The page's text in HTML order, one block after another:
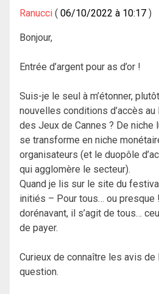
Ranucci 06/10/2022 à 10:17
Bonjour,
Entrée d’argent pour as d’or !
Suis-je le seul à m’étonner,
nouvelles conditions d’accès
des Jeux de Cannes ? De niche
se transforme en niche
organisateurs (et le duopôle
qui agglomère le secteur).
Quand je lis sur le site du
initiés – Pour tous… ou presque
dorénavant, il s’agit de tous…
de payer.
Curieux de connaître les avis de
question.